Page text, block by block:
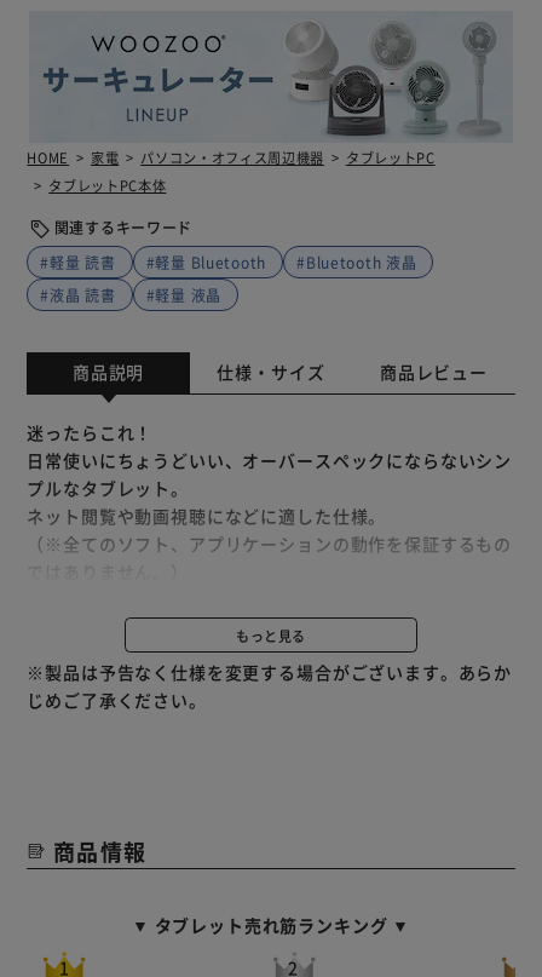
HOME 家電 パソコン・オフィス周辺機器
タブレットPC
タブレットPC本体
関連するキーワード
#軽量 読書
#軽量 Bluetooth
#Bluetooth 液晶
#液晶 読書
#軽量 液晶
商品説明 仕様・サイズ 商品レビュー
迷ったらこれ！
日常使いにちょうどいい、オーバースペックにならないシン
プルなタブレット。
ネット閲覧や動画視聴になどに適した仕様。
（※全てのソフト、アプリケーションの動作を保証するもの
【スタイリッシュな背面デザイン】
背面は手触りの良いメタル素材を使用した、スタイリッシュ
なデザイン。
Wi-Fi環境があればいつでも使用できる。
WBluetooth（R）機能搭載の外部デバイスとワイヤレス接
続が可能。
もっと見る
※製品は予告なく仕様を変更する場合がございます。あらか
じめご了承ください。
商品情報
▼ タブレット売れ筋ランキング ▼